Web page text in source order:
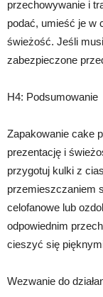
przechowywanie i
podać, umieść je w
świeżość. Jeśli
zabezpieczone
H4: Podsumowanie
Zapakowanie cake
prezentację i
przygotuj kulki z
przemieszczaniem
celofanowe lub
odpowiednim
cieszyć się
Wezwanie do